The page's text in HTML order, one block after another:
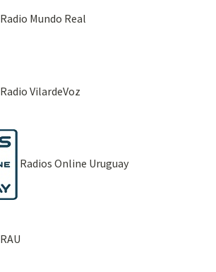
Radio Mundo Real
Radio VilardeVoz
Radios Online Uruguay
RAU